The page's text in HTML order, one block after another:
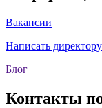
Вакансии
Написать директору
Блог
Контакты